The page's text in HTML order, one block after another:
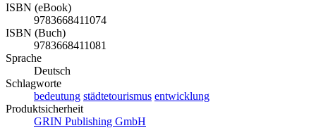
ISBN (eBook)
9783668411074
ISBN (Buch)
9783668411081
Sprache
Deutsch
Schlagworte
bedeutung städtetourismus entwicklung
Produktsicherheit
GRIN Publishing GmbH